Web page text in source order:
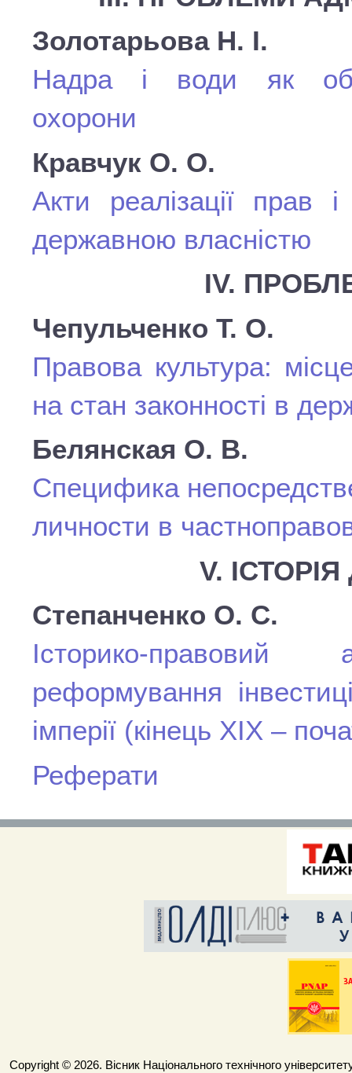
Золотарьова Н. І.
Надра і води як
охорони
Кравчук О. О.
Акти реалізації прав
державною власністю
ІV.
Чепульченко Т. О.
Правова культура:
на стан законності в
Белянская О. В.
Специфика
личности в
V.
Степанченко О. С.
Історико-
реформування
імперії (кінець ХІХ –
Реферати
Copyright © 2026. Вісник Національного технічного